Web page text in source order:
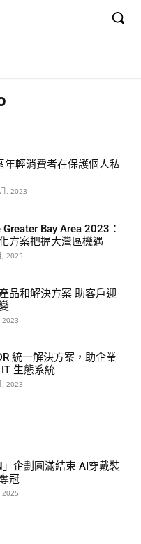
年輕消費者在保護個人私
, 2023
Bay Area 2023：
方案把握大灣區機遇
, 2023
品和解決方案 助客戶迎
2023
統一解決方案，助企業
生態系統
, 2023
」企劃圓滿結束 AI穿戴裝
冠
2025